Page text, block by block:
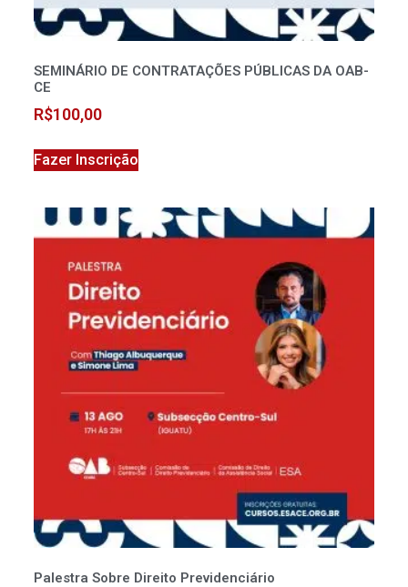
SEMINÁRIO DE CONTRATAÇÕES PÚBLICAS DA OAB-
CE
R$100,00
Fazer Inscrição
Palestra Sobre Direito Previdenciário